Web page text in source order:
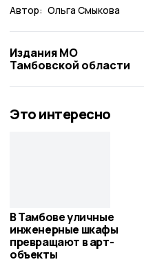
Автор: Ольга Смыкова
Издания МО
Тамбовской области
Это интересно
В Тамбове уличные
инженерные шкафы
превращают в арт-
объекты